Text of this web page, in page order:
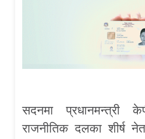
सदनमा प्रधानमन्त्री
राजनीतिक दलका शीर्ष